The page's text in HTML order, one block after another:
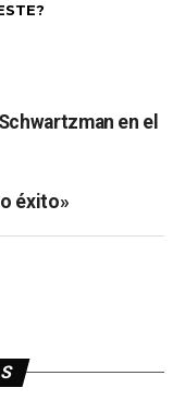
en el
éxito»